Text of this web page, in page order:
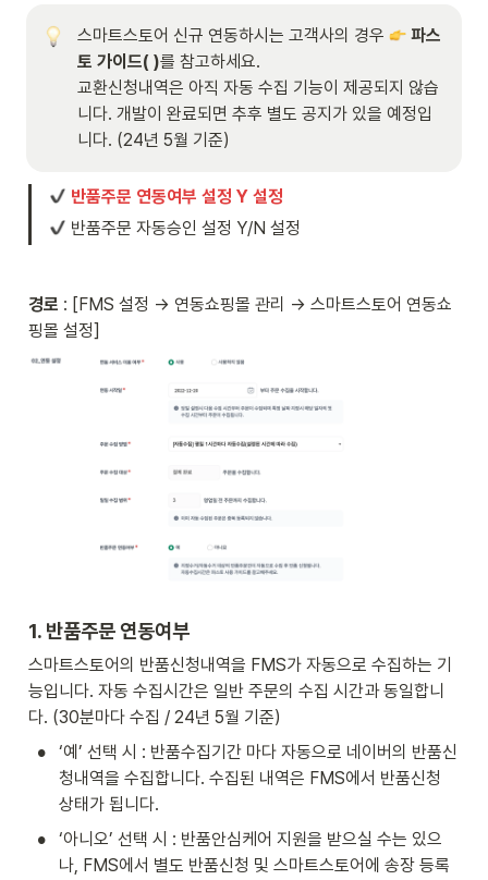
스마트스토어 신규 연동하시는 고객사의 경우
파스
토 가이드( )
교환신청내역은 아직 자동 수집 기능이 제공되지 않습
니다. 개발이 완료되면 추후 별도 공지가 있을 예정입
니다. (24년 5월 기준)
반품주문 연동여부 설정 Y 설정
반품주문 자동승인 설정 Y/N 설정
경로 : [FMS 설정 → 연동쇼핑몰 관리 → 스마트스토어 연동쇼
핑몰 설정]
1. 반품주문 연동여부
스마트스토어의 반품신청내역을 FMS가 자동으로 수집하는 기
능입니다. 자동 수집시간은 일반 주문의 수집 시간과 동일합니
다. (30분마다 수집 / 24년 5월 기준)
•
‘예’ 선택 시 : 반품수집기간 마다 자동으로 네이버의 반품신
청내역을 수집합니다. 수집된 내역은 FMS에서 반품신청
상태가 됩니다.
•
‘아니오’ 선택 시 : 반품안심케어 지원을 받으실 수는 있으
나, FMS에서 별도 반품신청 및 스마트스토어에 송장 등록